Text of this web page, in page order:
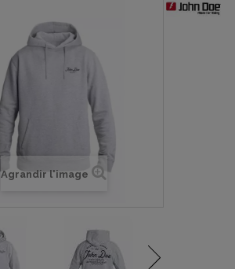
Agrandir l'image